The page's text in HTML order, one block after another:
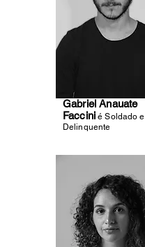
Gabriel Anauate
Faccini é Soldado e
Delinquente